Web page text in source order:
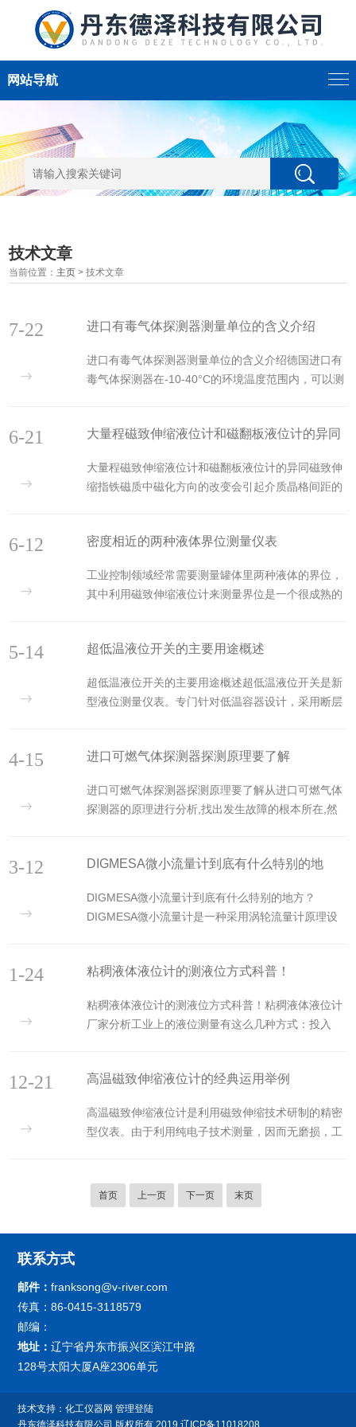
网站导航
技术文章
当前位置： 主页 > 技术文章
进口有毒气体探测器测量单位的含义介绍
进口有毒气体探测器测量单位的含义介绍德国进口有
毒气体探测器在-10-40°C的环境温度范围内，可以测
区域内使用。有毒气体探测器测量单位（LEL与
1.LEL（LowerExplosionLimited）是针对可燃气体而
言的，指的是爆炸下限，即可燃气体在空气中遇明火
纯的浓度多少是不含发生燃烧或爆炸的，只有当它与
混有氧气的...
7-22
大量程磁致伸缩液位计和磁翻板液位计的异同
大量程磁致伸缩液位计和磁翻板液位计的异同磁致伸
缩指铁磁质中磁化方向的改变会引起介质晶格间距的
制造的液位计，它由磁性浮子驱动的高精度、高分辨
（由发送器和感应器组成）是磁致伸缩式液位计发挥
作用必须构成的一个部件。大量程磁致伸缩液位计和
应原理。二者的区别：磁翻板液位计具有就地指示的
功能，如果需要传送给DC...
6-21
密度相近的两种液体界位测量仪表
工业控制领域经常需要测量罐体里两种液体的界位，
其中利用磁致伸缩液位计来测量界位是一个很成熟的
MODBUS多种信号输出方式。TORRIX主要依据磁致
借助微处理控制器的传感电路，沿磁致伸缩线发射电
流脉冲，从而在磁致伸缩线周围产生一个环形磁场。
6-12
超低温液位开关的主要用途概述
超低温液位开关的主要用途概述超低温液位开关是新
型液位测量仪表。专门针对低温容器设计，采用断层
温介质的液位测量，丝毫不受介电常数和温度变化的
中无须重新标定就可以投入使用而不影响精度，更重
要的是温度变化、汽化干扰、挂料等等因素对该物位
标准电流信号、远传至操作控制室，供二次仪表或计
算机装置进行集中显示、...
5-14
进口可燃气体探测器探测原理要了解
进口可燃气体探测器探测原理要了解从进口可燃气体
探测器的原理进行分析,找出发生故障的根本所在,然
的水平,可大大降低人为的故障的发生。进口可燃气体
器运行过程中,会出现许多故障.此处所指故障是指可
燃气体探测器运行过程不探测或探测出现误差的现象.
及时发现火情而贻误灭火时机。可燃气体探测器出现
故障除...
4-15
DIGMESA微小流量计到底有什么特别的地
DIGMESA微小流量计到底有什么特别的地方？
DIGMESA微小流量计是一种采用涡轮流量计原理设
也集成在流量计内，在长期连续工作的条件下也能保
设计，在工作时不会形成沉淀，所以仪表的工作完成
是“洁净”的。因此，即使是极为苛刻的要求，如半导
的耐腐蚀性，并如有一个...
3-12
粘稠液体液位计的测液位方式科普！
粘稠液体液位计的测液位方式科普！粘稠液体液位计
厂家分析工业上的液位测量有这么几种方式：投入
射接收的原理，测非接触的测量液体深度。超声波的
度的情况下，只要计算出超声波的发出到接收时间，
就可以计算出超声波探头到液面的距离。池深或罐高
点是非接触式测量，...
1-24
高温磁致伸缩液位计的经典运用举例
高温磁致伸缩液位计是利用磁致伸缩技术研制的精密
型仪表。由于利用纯电子技术测量，因而无磨损，工
化工、制药、食品加工、水处理、加油站地下库存等
领域中各种常压或有压储罐的液位、界面、温度等物
动计量与网上查询系统的重要构件即是可同时测量界
面和高温磁致伸缩液位...
12-21
首页 上一页 下一页 末页
联系方式
邮件：franksong@v-river.com
传真：86-0415-3118579
邮编：
地址：辽宁省丹东市振兴区滨江中路
128号太阳大厦A座2306单元
技术支持：化工仪器网 管理登陆
丹东德泽科技有限公司 版权所有 2019辽ICP备11018208